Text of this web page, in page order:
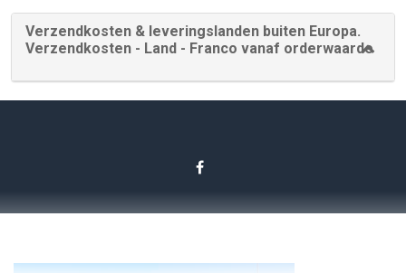
Verzendkosten & leveringslanden buiten Europa.
Verzendkosten - Land - Franco vanaf orderwaarde